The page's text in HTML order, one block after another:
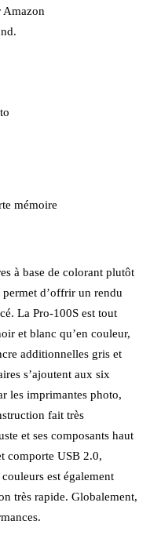
Amazon
mémoire
à base de colorant plutôt
d’offrir un rendu
La Pro-100S est tout
et blanc qu’en couleur,
additionnelles gris et
s’ajoutent aux six
les imprimantes photo,
fait très
et ses composants haut
comporte USB 2.0,
est également
très rapide. Globalement,